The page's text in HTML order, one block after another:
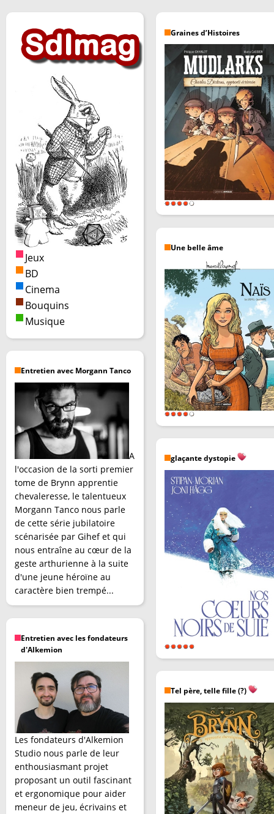
Jeux
BD
Cinema
Bouquins
Musique
Entretien avec Morgann Tanco
A
l'occasion de la sorti premier
tome de Brynn apprentie
chevaleresse, le talentueux
Morgann Tanco nous parle
de cette série jubilatoire
scénarisée par Gihef et qui
nous entraîne au cœur de la
geste arthurienne à la suite
d'une jeune héroïne au
caractère bien trempé...
Entretien avec les fondateurs
d'Alkemion
Les fondateurs d'Alkemion
Studio nous parle de leur
enthousiasmant projet
proposant un outil fascinant
et ergonomique pour aider
meneur de jeu, écrivains et
Graines d’Histoires
Une belle âme
glaçante dystopie
Tel père, telle fille (?)